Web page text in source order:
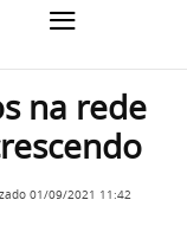
na rede
01/09/2021 11:42